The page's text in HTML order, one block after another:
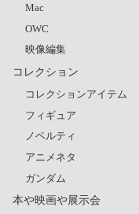
Mac
OWC
映像編集
コレクション
コレクションアイテム
フィギュア
ノベルティ
アニメネタ
ガンダム
本や映画や展示会